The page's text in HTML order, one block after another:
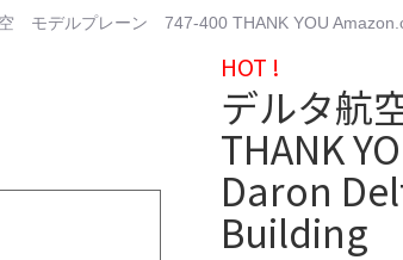
モデルプレーン 747-400 THANK YOU
HOT !
デルタ航
THANK
Daron
Building